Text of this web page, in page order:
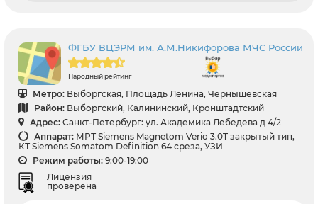
ФГБУ ВЦЭРМ им. А.М.Никифорова МЧС России
Народный рейтинг
Метро: Выборгская, Площадь Ленина, Чернышевская
Район: Выборгский, Калининский, Кронштадтский
Адрес: Санкт-Петербург: ул. Академика Лебедева д 4/2
Аппарат: МРТ Siemens Magnetom Verio 3.0T закрытый тип,
КТ Siemens Somatom Definition 64 среза, УЗИ
Режим работы: 9:00-19:00
Лицензия
проверена